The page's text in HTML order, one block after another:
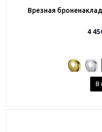
Врезная
4
В